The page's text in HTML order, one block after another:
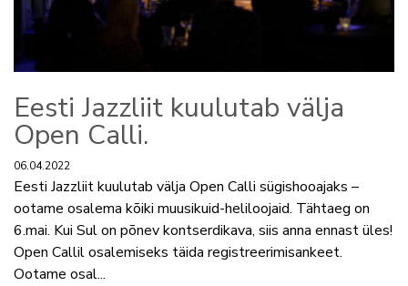
Eesti Jazzliit kuulutab välja
Open Calli.
06.04.2022
Eesti Jazzliit kuulutab välja Open Calli sügishooajaks –
ootame osalema kõiki muusikuid-heliloojaid. Tähtaeg on
6.mai. Kui Sul on põnev kontserdikava, siis anna ennast üles!
Open Callil osalemiseks täida registreerimisankeet.
Ootame osal...